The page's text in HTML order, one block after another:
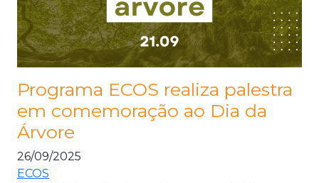
Programa ECOS realiza palestra
em comemoração ao Dia da
Árvore
26/09/2025
ECOS